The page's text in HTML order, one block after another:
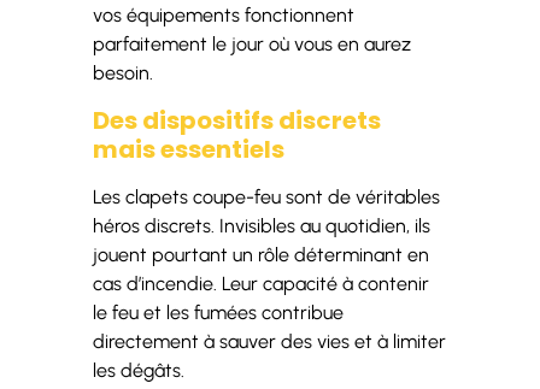
vos équipements fonctionnent
parfaitement le jour où vous en aurez
besoin.
Des dispositifs discrets
mais essentiels
Les clapets coupe-feu sont de véritables
héros discrets. Invisibles au quotidien, ils
jouent pourtant un rôle déterminant en
cas d’incendie. Leur capacité à contenir
le feu et les fumées contribue
directement à sauver des vies et à limiter
les dégâts.